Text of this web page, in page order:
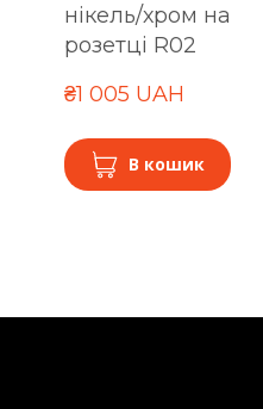
нікель/хром на
розетці R02
₴1 005 UAH
В кошик